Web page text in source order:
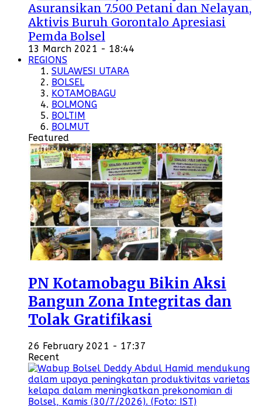
Asuransikan 7.500 Petani dan Nelayan,
Aktivis Buruh Gorontalo Apresiasi
Pemda Bolsel
13 March 2021 - 18:44
REGIONS
SULAWESI UTARA
BOLSEL
KOTAMOBAGU
BOLMONG
BOLTIM
BOLMUT
Featured
PN Kotamobagu Bikin Aksi
Bangun Zona Integritas dan
Tolak Gratifikasi
26 February 2021 - 17:37
Recent